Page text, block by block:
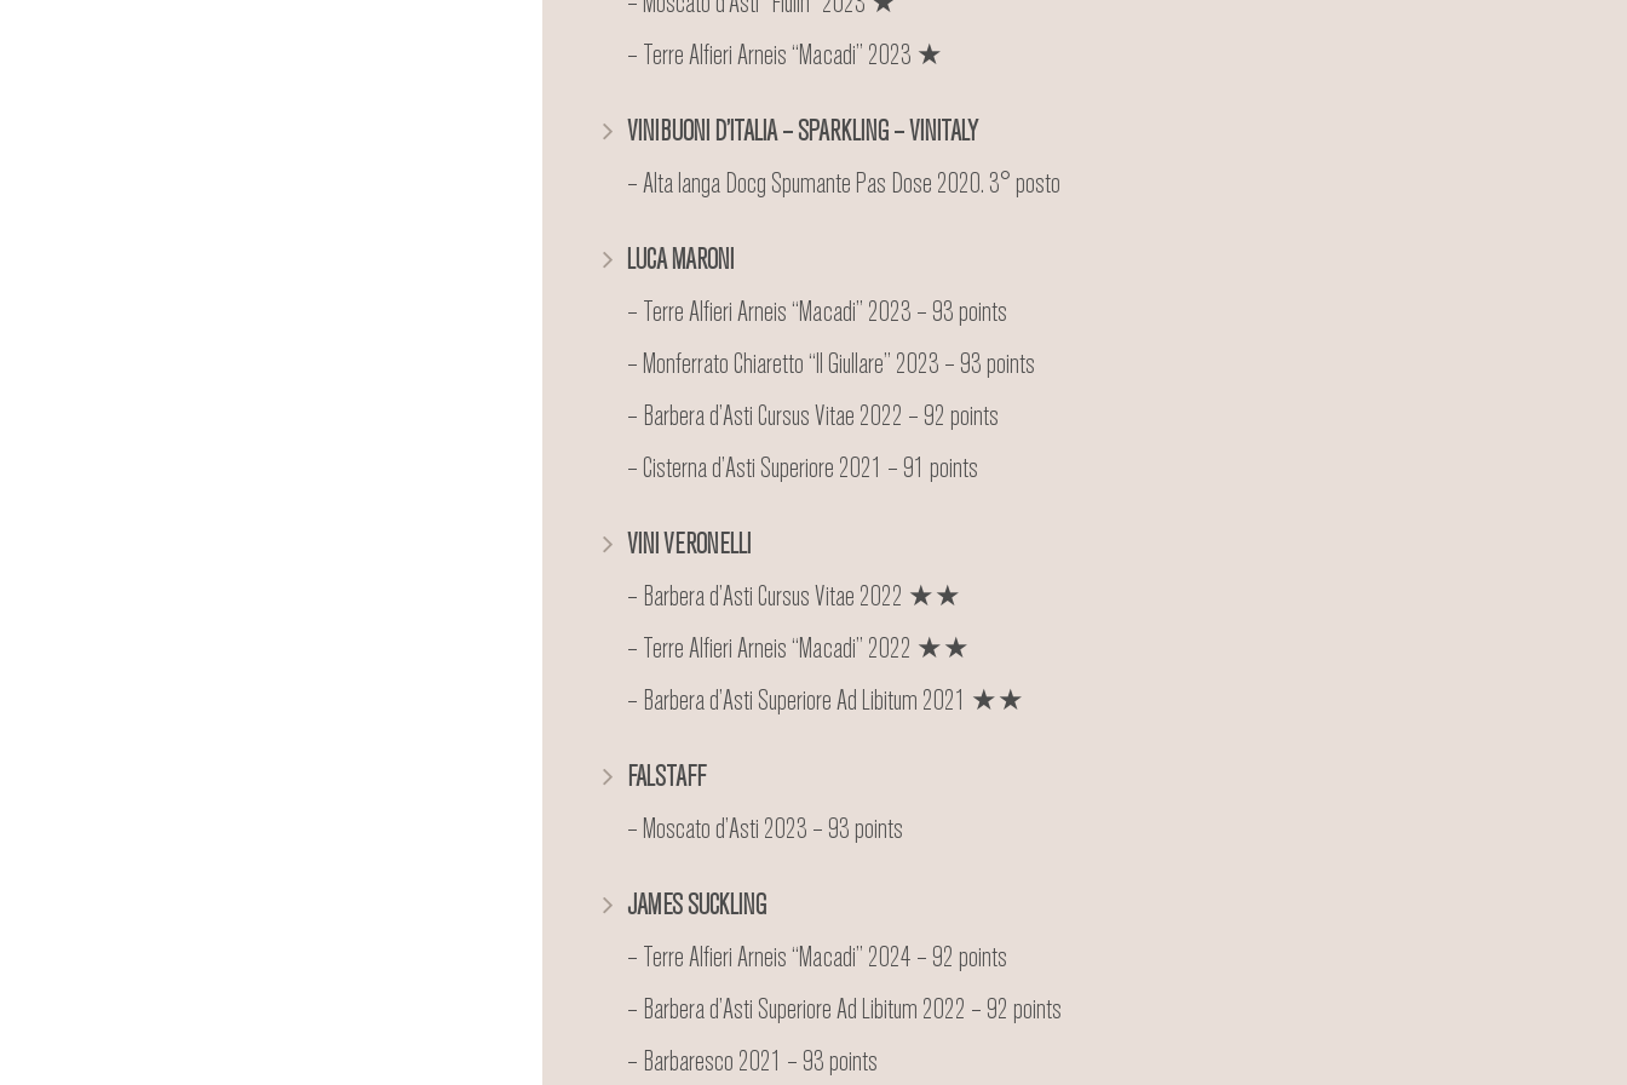
– Terre Alfieri Arneis “Macadi” 2023 ★
VINIBUONI D’ITALIA – SPARKLING – VINITALY
– Alta langa Docg Spumante Pas Dose 2020. 3° posto
LUCA MARONI
– Terre Alfieri Arneis “Macadi” 2023 – 93 points
– Monferrato Chiaretto “Il Giullare” 2023 – 93 points
– Barbera d’Asti Cursus Vitae 2022 – 92 points
– Cisterna d’Asti Superiore 2021 – 91 points
VINI VERONELLI
– Barbera d’Asti Cursus Vitae 2022 ★★
– Terre Alfieri Arneis “Macadi” 2022 ★★
– Barbera d’Asti Superiore Ad Libitum 2021 ★★
FALSTAFF
– Moscato d’Asti 2023 – 93 points
JAMES SUCKLING
– Terre Alfieri Arneis “Macadi” 2024 – 92 points
– Barbera d’Asti Superiore Ad Libitum 2022 – 92 points
– Barbaresco 2021 – 93 points